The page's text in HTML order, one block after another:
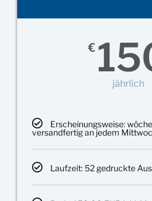
€
jährlich
Erscheinungsweise:
versandfertig an jedem
Laufzeit: 52 gedruckte